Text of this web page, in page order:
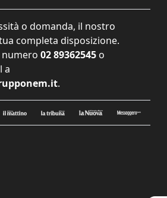
o domanda, il nostro
completa disposizione.
02 89362545 o
a
.